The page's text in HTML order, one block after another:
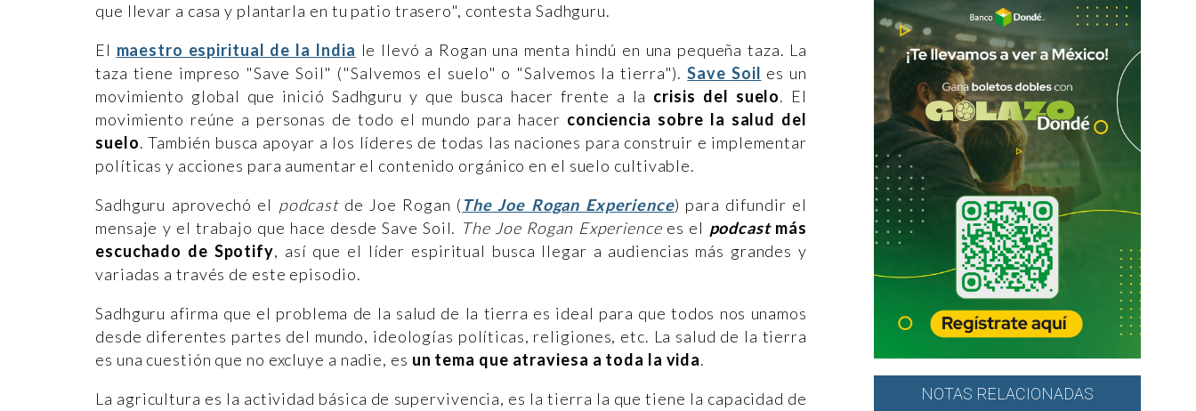
que llevar a casa y plantarla en tu patio trasero", contesta Sadhguru.
El maestro espiritual de la India le llevó a Rogan una menta hindú en una pequeña taza. La
taza tiene impreso "Save Soil" ("Salvemos el suelo" o "Salvemos la tierra").Save Soil es un
movimiento global que inició Sadhguru y que busca hacer frente a la crisis del suelo. El
movimiento reúne a personas de todo el mundo para hacer conciencia sobre la salud del
suelo. También busca apoyar a los líderes de todas las naciones para construir e implementar
políticas y acciones para aumentar el contenido orgánico en el suelo cultivable.
Sadhguru aprovechó el podcastde Joe Rogan ( The Joe Rogan Experience) para difundir el
mensaje y el trabajo que hace desde Save Soil. The Joe Rogan Experiencees el podcastmás
escuchado de Spotify, así que el líder espiritual busca llegar a audiencias más grandes y
variadas a través de este episodio.
Sadhguru afirma que el problema de la salud de la tierra es ideal para que todos nos unamos
desde diferentes partes del mundo, ideologías políticas, religiones, etc. La salud de la tierra
es una cuestión que no excluye a nadie, es un tema que atraviesa a toda la vida.
La agricultura es la actividad básica de supervivencia, es la tierra la que tiene la capacidad de
NOTAS RELACIONADAS